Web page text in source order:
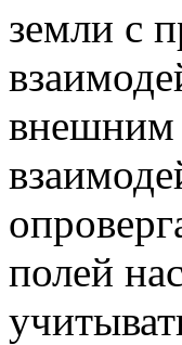
земли с
внешним
полей